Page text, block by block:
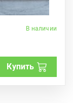
В наличии
Купить